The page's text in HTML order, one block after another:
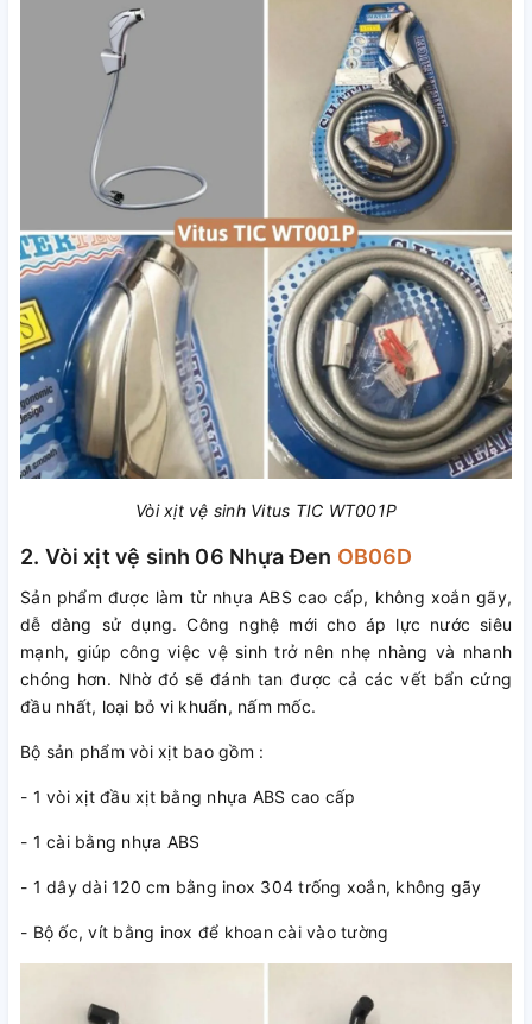
Vòi xịt vệ sinh Vitus TIC WT001P
2. Vòi xịt vệ sinh 06 Nhựa Đen OB06D
Sản phẩm được làm từ nhựa ABS cao cấp, không xoắn gãy,
dễ dàng sử dụng. Công nghệ mới cho áp lực nước siêu
mạnh, giúp công việc vệ sinh trở nên nhẹ nhàng và nhanh
chóng hơn. Nhờ đó sẽ đánh tan được cả các vết bẩn cứng
đầu nhất, loại bỏ vi khuẩn, nấm mốc.
Bộ sản phẩm vòi xịt bao gồm :
- 1 vòi xịt đầu xịt bằng nhựa ABS cao cấp
- 1 cài bằng nhựa ABS
- 1 dây dài 120 cm bằng inox 304 trống xoắn, không gãy
- Bộ ốc, vít bằng inox để khoan cài vào tường